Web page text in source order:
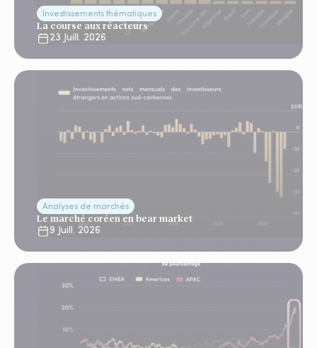
Investissements thématiques
La course aux réacteurs
23 Juill. 2026
Analyses de marchés
Le marché coréen en bear market
9 Juill. 2026